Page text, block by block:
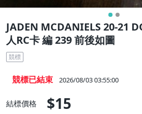
JADEN MCDANIELS 20-21
人RC卡 編 239 前後如圖
競標
競標已結束 2026/08/03 03:55:00
結標價格 $15